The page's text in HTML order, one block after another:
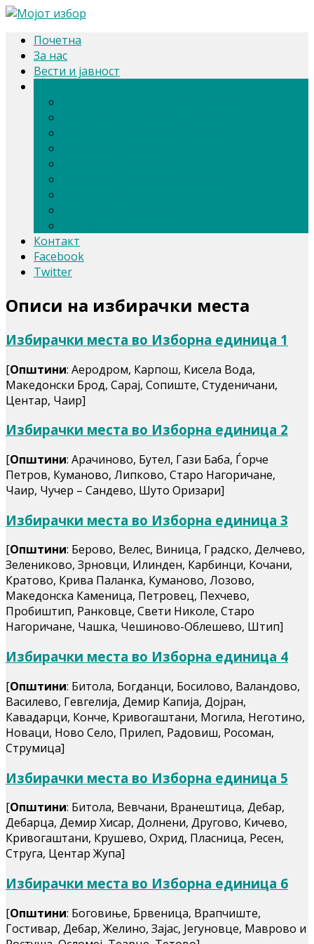
Почетна
За нас
Вести и јавност
Контакт
Facebook
Twitter
Описи на избирачки места
Избирачки места во Изборна единица 1
[Општини: Аеродром, Карпош, Кисела Вода,
Македонски Брод, Сарај, Сопиште, Студеничани,
Центар, Чаир]
Избирачки места во Изборна единица 2
[Општини: Арачиново, Бутел, Гази Баба, Ѓорче
Петров, Куманово, Липково, Старо Нагоричане,
Чаир, Чучер – Сандево, Шуто Оризари]
Избирачки места во Изборна единица 3
[Општини: Берово, Велес, Виница, Градско, Делчево,
Зелениково, Зрновци, Илинден, Карбинци, Кочани,
Кратово, Крива Паланка, Куманово, Лозово,
Македонска Каменица, Петровец, Пехчево,
Пробиштип, Ранковце, Свети Николе, Старо
Нагоричане, Чашка, Чешиново-Облешево, Штип]
Избирачки места во Изборна единица 4
[Општини: Битола, Богданци, Босилово, Валандово,
Василево, Гевгелија, Демир Капија, Дојран,
Кавадарци, Конче, Кривогаштани, Могила, Неготино,
Новаци, Ново Село, Прилеп, Радовиш, Росоман,
Струмица]
Избирачки места во Изборна единица 5
[Општини: Битола, Вевчани, Вранештица, Дебар,
Дебарца, Демир Хисар, Долнени, Другово, Кичево,
Кривогаштани, Крушево, Охрид, Пласница, Ресен,
Струга, Центар Жупа]
Избирачки места во Изборна единица 6
[Општини: Боговиње, Брвеница, Врапчиште,
Гостивар, Дебар, Желино, Зајас, Јегуновце, Маврово и